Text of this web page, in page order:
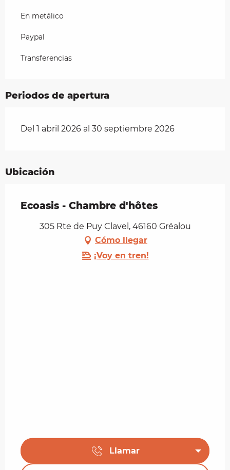
En metálico
Paypal
Transferencias
Periodos de apertura
Del 1 abril 2026 al 30 septiembre 2026
Ubicación
Ecoasis - Chambre d'hôtes
305 Rte de Puy Clavel, 46160 Gréalou
Cómo llegar
¡Voy en tren!
Llamar